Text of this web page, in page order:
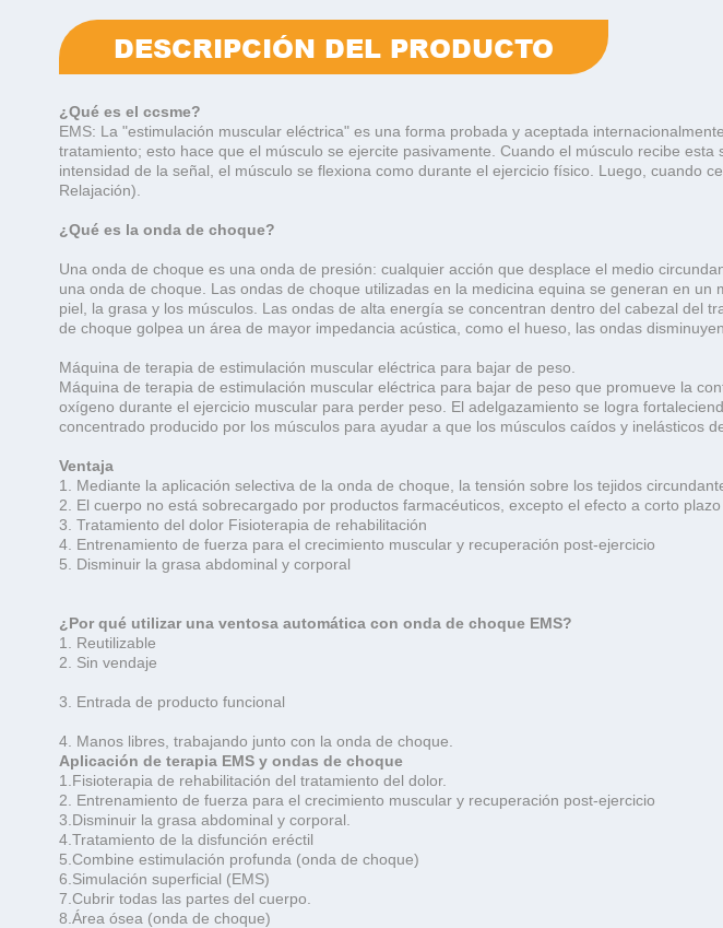
DESCRIPCIÓN DEL PRODUCTO
¿Qué es el ccsme?
EMS: La "estimulación muscular eléctrica" ​​es una forma probada y aceptada
tratamiento; esto hace que el músculo se ejercite pasivamente. Cuando el músculo recibe
intensidad de la señal, el músculo se flexiona como durante el ejercicio físico. Luego, cuando
Relajación).
¿Qué es la onda de choque?
Una onda de choque es una onda de presión: cualquier acción que desplace el medio
una onda de choque. Las ondas de choque utilizadas en la medicina equina se generan en
piel, la grasa y los músculos. Las ondas de alta energía se concentran dentro del cabezal del
de choque golpea un área de mayor impedancia acústica, como el hueso, las ondas
Máquina de terapia de estimulación muscular eléctrica para bajar de peso.
Máquina de terapia de estimulación muscular eléctrica para bajar de peso que promueve la
oxígeno durante el ejercicio muscular para perder peso. El adelgazamiento se logra
concentrado producido por los músculos para ayudar a que los músculos caídos y inelásticos
Ventaja
1. Mediante la aplicación selectiva de la onda de choque, la tensión sobre los tejidos
2. El cuerpo no está sobrecargado por productos farmacéuticos, excepto el efecto a corto
3. Tratamiento del dolor Fisioterapia de rehabilitación
4. Entrenamiento de fuerza para el crecimiento muscular y recuperación post-ejercicio
5. Disminuir la grasa abdominal y corporal
¿Por qué utilizar una ventosa automática con onda de choque EMS?
1. Reutilizable
2. Sin vendaje
3. Entrada de producto funcional
4. Manos libres, trabajando junto con la onda de choque.
Aplicación de terapia EMS y ondas de choque
1.Fisioterapia de rehabilitación del tratamiento del dolor.
2. Entrenamiento de fuerza para el crecimiento muscular y recuperación post-ejercicio
3.Disminuir la grasa abdominal y corporal.
4.Tratamiento de la disfunción eréctil
5.Combine estimulación profunda (onda de choque)
6.Simulación superficial (EMS)
7.Cubrir todas las partes del cuerpo.
8.Área ósea (onda de choque)